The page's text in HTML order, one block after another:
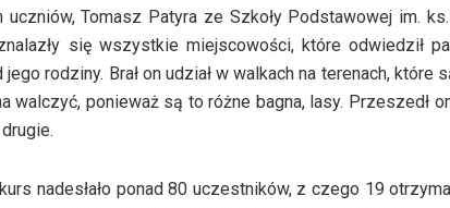
uczniów, Tomasz Patyra ze Szkoły Podstawowej im.
się wszystkie miejscowości, które odwiedził
jego rodziny. Brał on udział w walkach na terenach,
walczyć, ponieważ są to różne bagna, lasy. Przeszedł
nadesłało ponad 80 uczestników, z czego 19